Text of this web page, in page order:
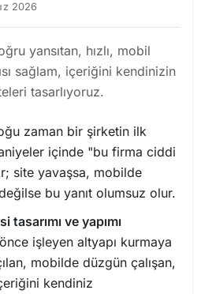
2026
yansıtan, hızlı, mobil
sağlam, içeriğini kendinizin
tasarlıyoruz.
zaman bir şirketin ilk
içinde "bu firma ciddi
site yavaşsa, mobilde
bu yanıt olumsuz olur.
ve yapımı
işleyen altyapı kurmaya
mobilde düzgün çalışan,
kendiniz